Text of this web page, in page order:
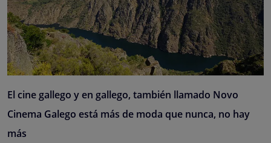
El cine gallego y en gallego, también llamado Novo
Cinema Galego está más de moda que nunca, no hay
más